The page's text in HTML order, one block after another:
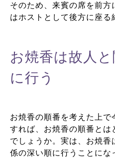
そのため、来賓の席を前
はホストとして後方に座る
お焼香は故人
に行う
お焼香の順番を考えた上で
すれば、お焼香の順番とは
でしょうか。実は、お焼香
係の深い順に行うことにな